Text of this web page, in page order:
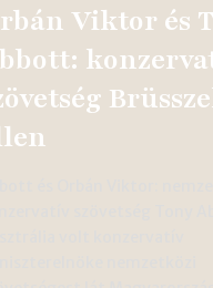
Viktor és